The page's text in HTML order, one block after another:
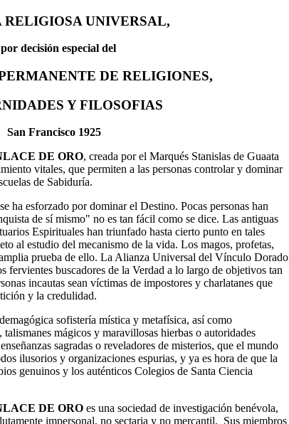
UNIVERSAL,
decisión especial del
DE RELIGIONES,
Y FILOSOFIAS
San Francisco 1925
DE ORO, creada por el Marqués Stanislas de Guaata
vitales, que permiten a las personas controlar y dominar
de Sabiduría.
ha esforzado por dominar el Destino. Pocas personas han
de sí mismo" no es tan fácil como se dice. Las antiguas
Espirituales han triunfado hasta cierto punto en tales
al estudio del mecanismo de la vida. Los magos, profetas,
prueba de ello. La Alianza Universal del Vínculo Dorado
fervientes buscadores de la Verdad a lo largo de objetivos tan
incautas sean víctimas de impostores y charlatanes que
y la credulidad.
sofistería mística y metafísica, así como
mágicos y maravillosas hierbas o autoridades
sagradas o reveladores de misterios, que el mundo
ilusorios y organizaciones espurias, y ya es hora de que la
genuinos y los auténticos Colegios de Santa Ciencia
DE ORO es una sociedad de investigación benévola,
impersonal, no sectaria y no mercantil. Sus miembros